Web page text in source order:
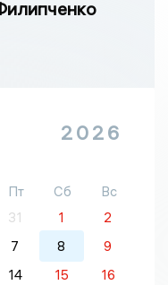
2026
Пт Сб
Вс
31 1
2
7 8
9
14 15
16